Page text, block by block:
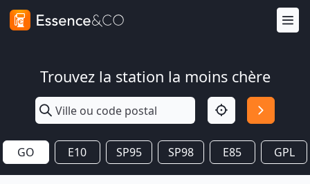
Trouvez la station la moins chère
GO E10 SP95 SP98 E85 GPL